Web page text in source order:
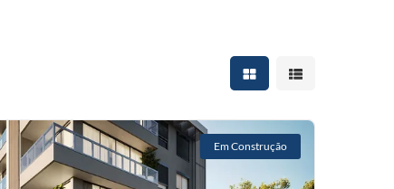
Mostrar resultados em
Mostrar
Em Construção